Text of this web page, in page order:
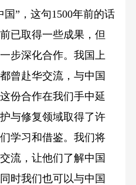
”，这句1500年前的话
已取得一些成果，但
步深化合作。我国上
曾赴华交流，与中国
份合作在我们手中延
与修复领域取得了许
学习和借鉴。我们将
流，让他们了解中国
时我们也可以与中国